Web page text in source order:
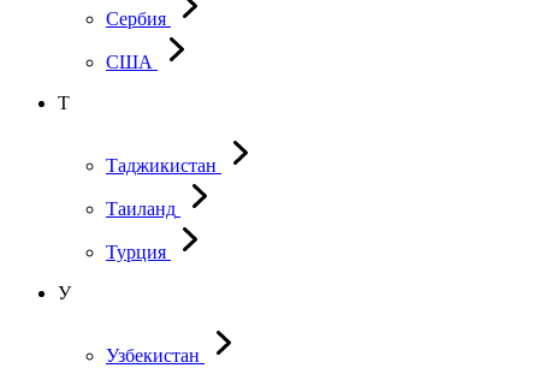
Сербия
США
Т
Таджикистан
Таиланд
Турция
У
Узбекистан